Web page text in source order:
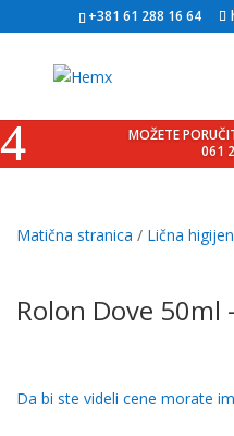
+381 61 288 16 64
MOŽETE
061
Matična stranica / Lična
Rolon Dove 50ml
Da bi ste videli cene morate